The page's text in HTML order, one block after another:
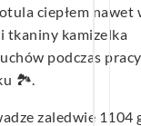
ciepłem nawet
tkaniny kamizelka
podczas
🏞️.
zaledwie 1104